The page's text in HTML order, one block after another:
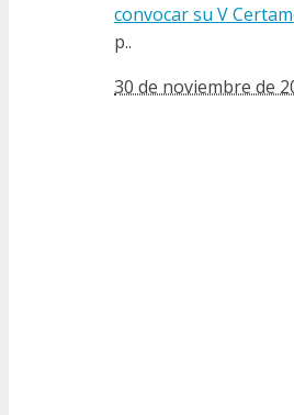
convocar su V
p..
30 de noviembre de